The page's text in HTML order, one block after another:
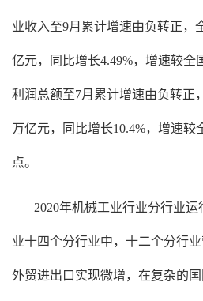
业收入至9月累计增速由负转正，
亿元，同比增长4.49%，增速较全
利润总额至7月累计增速由负转正
万亿元，同比增长10.4%，增速较
点。
2020年机械工业行业分行业
业十四个分行业中，十二个分行
外贸进出口实现微增，在复杂的